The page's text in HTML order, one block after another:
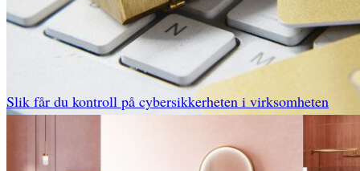
Slik får du kontroll på cybersikkerheten i virksomheten